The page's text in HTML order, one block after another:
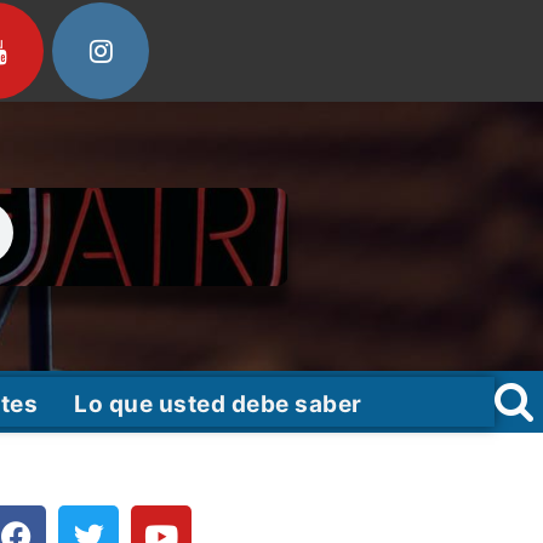
Lo que usted debe saber
F
T
Y